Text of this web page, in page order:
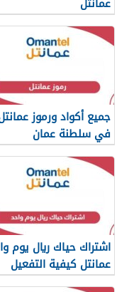
جميع أكواد ورموز
في سلطنة عمان
اشتراك حياك ريال يوم
عمانتل كيفية التفعيل
والإلغاء